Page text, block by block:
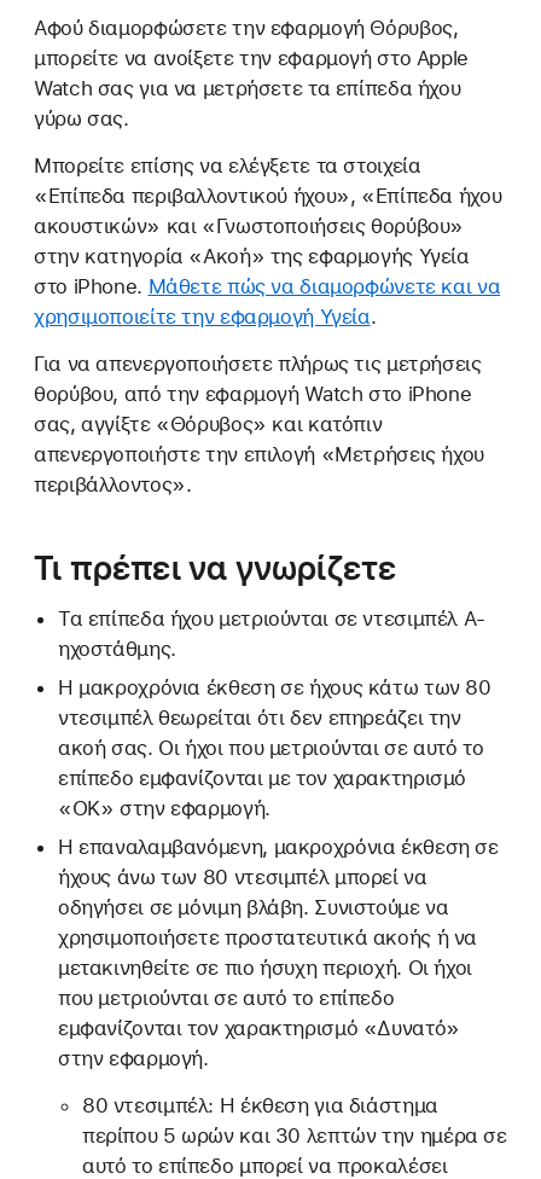
Αφού διαμορφώσετε την εφαρμογή Θόρυβος,
μπορείτε να ανοίξετε την εφαρμογή στο Apple
Watch σας για να μετρήσετε τα επίπεδα ήχου
γύρω σας.
Μπορείτε επίσης να ελέγξετε τα στοιχεία
«Επίπεδα περιβαλλοντικού ήχου», «Επίπεδα ήχου
ακουστικών» και «Γνωστοποιήσεις θορύβου»
στην κατηγορία «Ακοή» της εφαρμογής Υγεία
στο iPhone. Μάθετε πώς να διαμορφώνετε και να
χρησιμοποιείτε την εφαρμογή Υγεία.
Για να απενεργοποιήσετε πλήρως τις μετρήσεις
θορύβου, από την εφαρμογή Watch στο iPhone
σας, αγγίξτε «Θόρυβος» και κατόπιν
απενεργοποιήστε την επιλογή «Μετρήσεις ήχου
περιβάλλοντος».
Τι πρέπει να γνωρίζετε
Τα επίπεδα ήχου μετριούνται σε ντεσιμπέλ Α-
ηχοστάθμης.
Η μακροχρόνια έκθεση σε ήχους κάτω των 80
ντεσιμπέλ θεωρείται ότι δεν επηρεάζει την
ακοή σας. Οι ήχοι που μετριούνται σε αυτό το
επίπεδο εμφανίζονται με τον χαρακτηρισμό
«OK» στην εφαρμογή.
Η επαναλαμβανόμενη, μακροχρόνια έκθεση σε
ήχους άνω των 80 ντεσιμπέλ μπορεί να
οδηγήσει σε μόνιμη βλάβη. Συνιστούμε να
χρησιμοποιήσετε προστατευτικά ακοής ή να
μετακινηθείτε σε πιο ήσυχη περιοχή. Οι ήχοι
που μετριούνται σε αυτό το επίπεδο
εμφανίζονται τον χαρακτηρισμό «Δυνατό»
στην εφαρμογή.
80 ντεσιμπέλ: Η έκθεση για διάστημα
περίπου 5 ωρών και 30 λεπτών την ημέρα σε
αυτό το επίπεδο μπορεί να προκαλέσει